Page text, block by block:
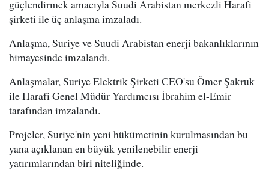
güçlendirmek amacıyla Suudi Arabistan merkezli Harafi
şirketi ile üç anlaşma imzaladı.
Anlaşma, Suriye ve Suudi Arabistan enerji bakanlıklarının
himayesinde imzalandı.
Anlaşmalar, Suriye Elektrik Şirketi CEO'su Ömer Şakruk
ile Harafi Genel Müdür Yardımcısı İbrahim el-Emir
tarafından imzalandı.
Projeler, Suriye'nin yeni hükümetinin kurulmasından bu
yana açıklanan en büyük yenilenebilir enerji
yatırımlarından biri niteliğinde.